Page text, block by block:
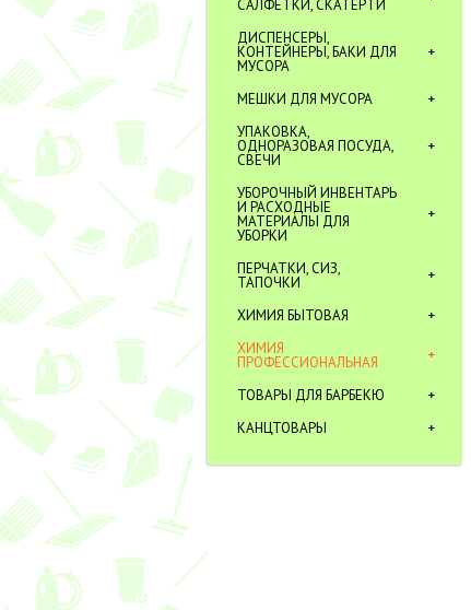
САЛФЕТКИ, СКАТЕРТИ
ДИСПЕНСЕРЫ,
КОНТЕЙНЕРЫ, БАКИ ДЛЯ
МУСОРА
МЕШКИ ДЛЯ МУСОРА
УПАКОВКА,
ОДНОРАЗОВАЯ ПОСУДА,
СВЕЧИ
УБОРОЧНЫЙ ИНВЕНТАРЬ
И РАСХОДНЫЕ
МАТЕРИАЛЫ ДЛЯ
УБОРКИ
ПЕРЧАТКИ, СИЗ,
ТАПОЧКИ
ХИМИЯ БЫТОВАЯ
ХИМИЯ
ПРОФЕССИОНАЛЬНАЯ
ТОВАРЫ ДЛЯ БАРБЕКЮ
КАНЦТОВАРЫ